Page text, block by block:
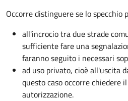
Occorre distinguere se lo specchio
all'incrocio tra due strade
sufficiente fare una
faranno seguito i necessari
ad uso privato, cioè all'uscita
questo casooccorre chiedere
autorizzazione.